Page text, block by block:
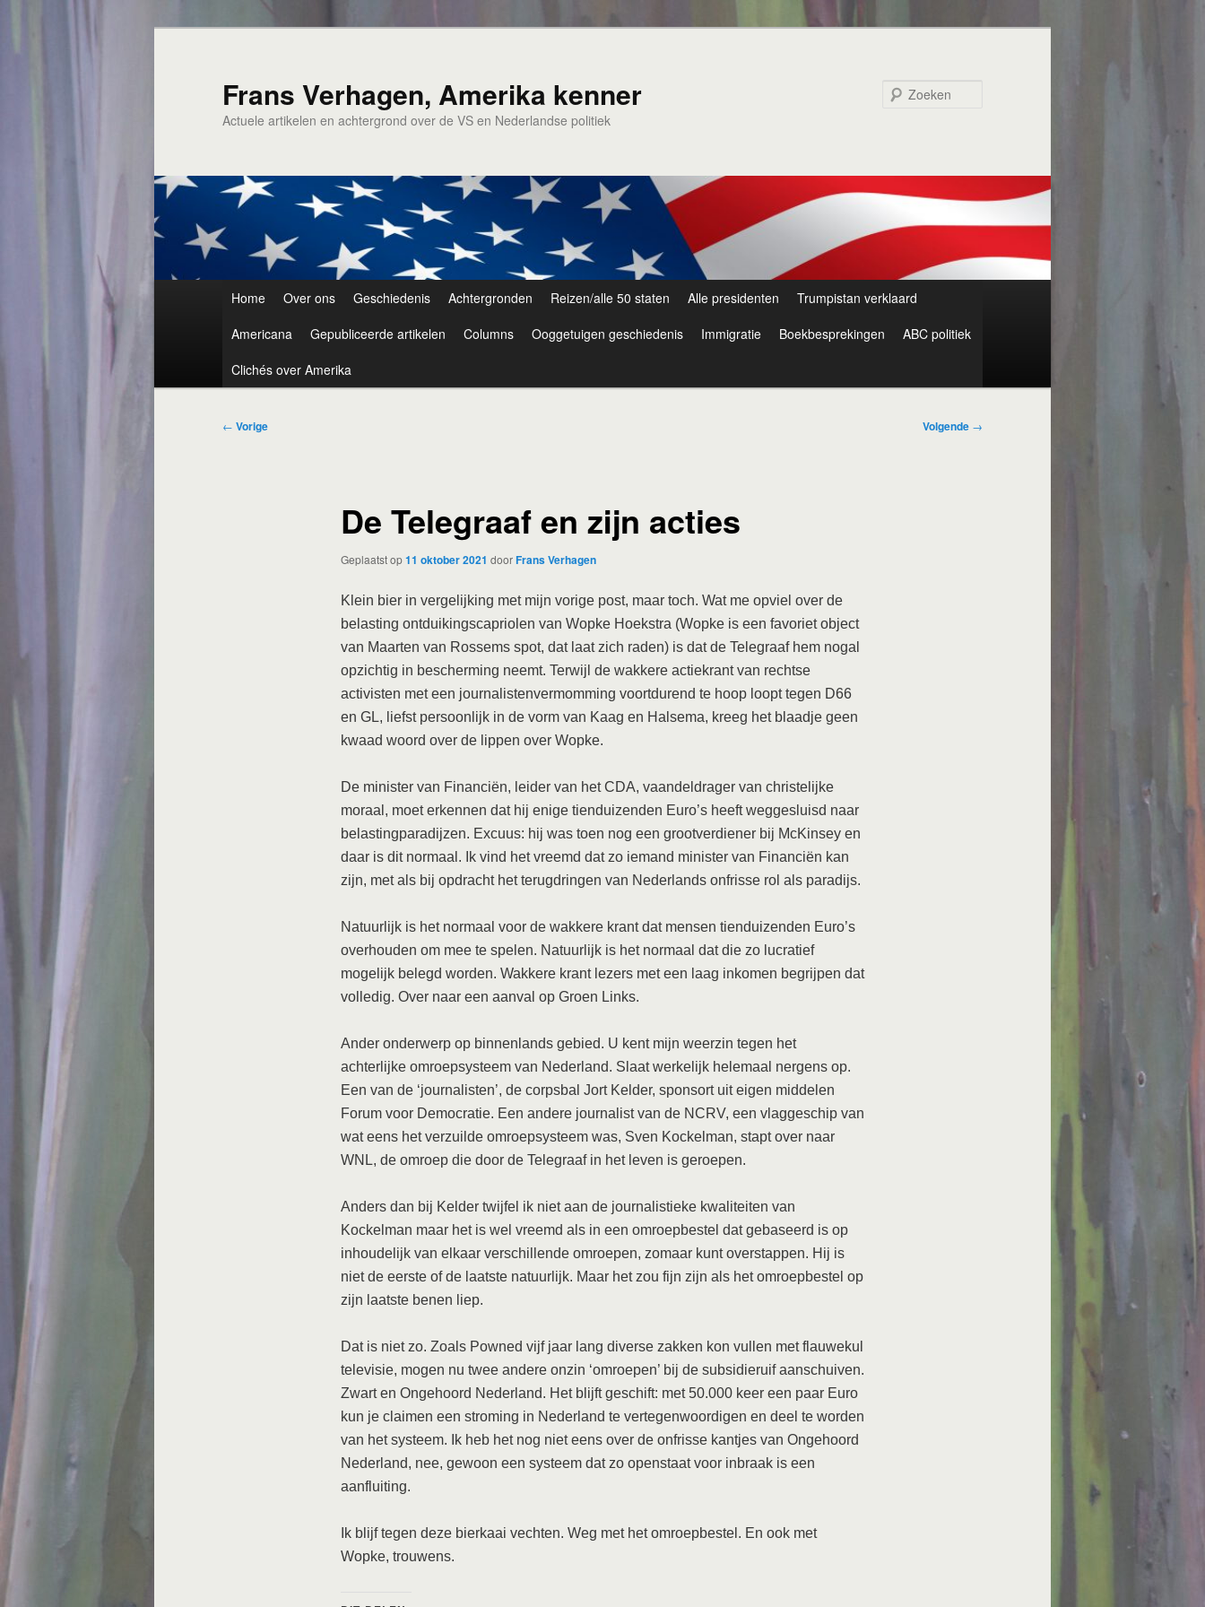
Frans Verhagen, Amerika kenner
Actuele artikelen en achtergrond over de VS en Nederlandse politiek
Home Over ons Geschiedenis Achtergronden Reizen/alle 50 staten Alle presidenten
Trumpistan verklaard
Americana
Gepubliceerde artikelen Columns Ooggetuigen geschiedenis Immigratie Boekbesprekingen
ABC politiek
Clichés over Amerika
Bericht
← Vorige Volgende →
De Telegraaf en zijn acties
Geplaatst op11 oktober 2021 doorFrans Verhagen
Klein bier in vergelijking met mijn vorige post, maar toch. Wat me opviel over de
belasting ontduikingscapriolen van Wopke Hoekstra (Wopke is een favoriet object
van Maarten van Rossems spot, dat laat zich raden) is dat de Telegraaf hem nogal
opzichtig in bescherming neemt. Terwijl de wakkere actiekrant van rechtse
activisten met een journalistenvermomming voortdurend te hoop loopt tegen D66
en GL, liefst persoonlijk in de vorm van Kaag en Halsema, kreeg het blaadje geen
kwaad woord over de lippen over Wopke.
De minister van Financiën, leider van het CDA, vaandeldrager van christelijke
moraal, moet erkennen dat hij enige tienduizenden Euro’s heeft weggesluisd naar
belastingparadijzen. Excuus: hij was toen nog een grootverdiener bij McKinsey en
daar is dit normaal. Ik vind het vreemd dat zo iemand minister van Financiën kan
zijn, met als bij opdracht het terugdringen van Nederlands onfrisse rol als paradijs.
Natuurlijk is het normaal voor de wakkere krant dat mensen tienduizenden Euro’s
overhouden om mee te spelen. Natuurlijk is het normaal dat die zo lucratief
mogelijk belegd worden. Wakkere krant lezers met een laag inkomen begrijpen dat
volledig. Over naar een aanval op Groen Links.
Ander onderwerp op binnenlands gebied. U kent mijn weerzin tegen het
achterlijke omroepsysteem van Nederland. Slaat werkelijk helemaal nergens op.
Een van de ‘journalisten’, de corpsbal Jort Kelder, sponsort uit eigen middelen
Forum voor Democratie. Een andere journalist van de NCRV, een vlaggeschip van
wat eens het verzuilde omroepsysteem was, Sven Kockelman, stapt over naar
WNL, de omroep die door de Telegraaf in het leven is geroepen.
Anders dan bij Kelder twijfel ik niet aan de journalistieke kwaliteiten van
Kockelman maar het is wel vreemd als in een omroepbestel dat gebaseerd is op
inhoudelijk van elkaar verschillende omroepen, zomaar kunt overstappen. Hij is
niet de eerste of de laatste natuurlijk. Maar het zou fijn zijn als het omroepbestel op
zijn laatste benen liep.
Dat is niet zo. Zoals Powned vijf jaar lang diverse zakken kon vullen met flauwekul
televisie, mogen nu twee andere onzin ‘omroepen’ bij de subsidieruif aanschuiven.
Zwart en Ongehoord Nederland. Het blijft geschift: met 50.000 keer een paar Euro
kun je claimen een stroming in Nederland te vertegenwoordigen en deel te worden
van het systeem. Ik heb het nog niet eens over de onfrisse kantjes van Ongehoord
Nederland, nee, gewoon een systeem dat zo openstaat voor inbraak is een
aanfluiting.
Ik blijf tegen deze bierkaai vechten. Weg met het omroepbestel. En ook met
Wopke, trouwens.